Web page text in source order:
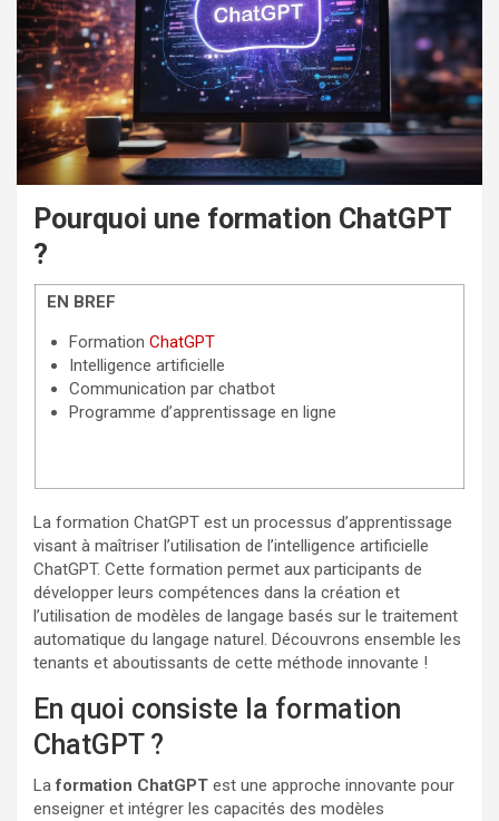
Pourquoi une formation ChatGPT
?
EN BREF
Formation ChatGPT
Intelligence artificielle
Communication par chatbot
Programme d’apprentissage en ligne
La formation ChatGPT est un processus d’apprentissage
visant à maîtriser l’utilisation de l’intelligence artificielle
ChatGPT. Cette formation permet aux participants de
développer leurs compétences dans la création et
l’utilisation de modèles de langage basés sur le traitement
automatique du langage naturel. Découvrons ensemble les
tenants et aboutissants de cette méthode innovante !
En quoi consiste la formation
ChatGPT ?
Laformation ChatGPT est une approche innovante pour
enseigner et intégrer les capacités des modèles